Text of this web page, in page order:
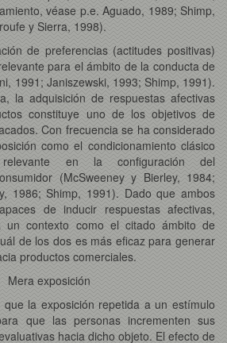
véase p.e. Aguado, 1989; Shimp,
y Sierra, 1998).
de preferencias (actitudes positivas)
para el ámbito de la conducta de
1991; Janiszewski, 1993; Shimp, 1991).
la adquisición de respuestas afectivas
constituye uno de los objetivos de
Con frecuencia se ha considerado
como el condicionamiento clásico
en la configuración del
(McSweeney y Bierley, 1984;
1986; Shimp, 1991). Dado que ambos
de inducir respuestas afectivas,
un contexto como el citado ámbito de
de los dos es más eficaz para generar
productos comerciales.
Mera exposición
la exposición repetida a un estímulo
que las personas incrementen sus
hacia dicho objeto. El efecto de